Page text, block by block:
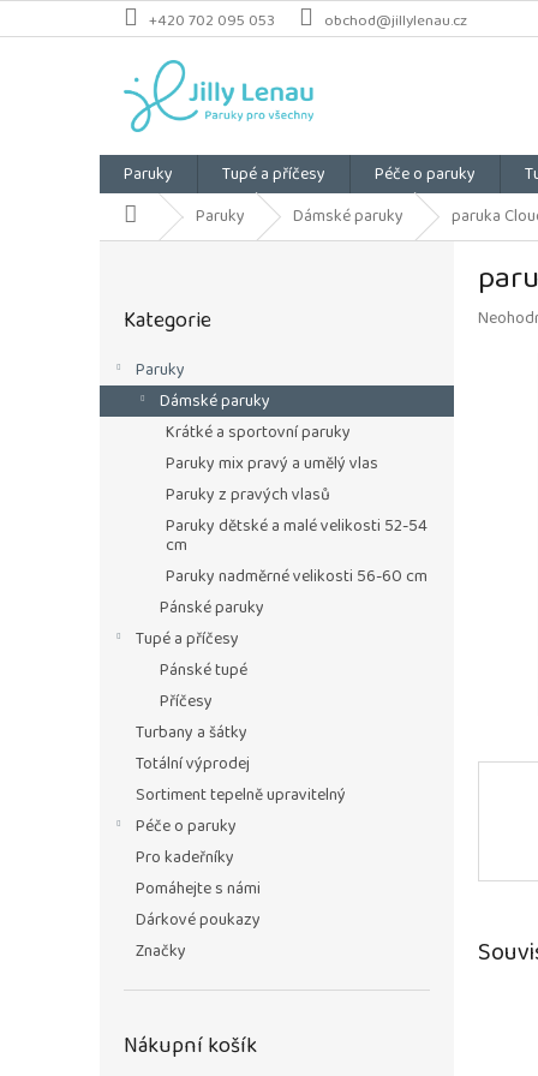
Přejít
na
+420 702 095 053 obchod@jillylenau.cz
Paruky Tupé a příčesy Péče o paruky
Domů Paruky Dámské paruky paruka
P
a
n
kategorie
Kategorie
Paruky
Dámské paruky
Krátké a sportovní paruky
Paruky mix pravý a umělý vlas
Paruky z pravých vlasů
Paruky dětské a malé velikosti 52-54
cm
Paruky nadměrné velikosti 56-60 cm
Pánské paruky
Tupé a příčesy
Pánské tupé
Příčesy
Turbany a šátky
Totální výprodej
Sortiment tepelně upravitelný
Péče o paruky
Pro kadeřníky
Pomáhejte s námi
Dárkové poukazy
Značky
Nákupní košík